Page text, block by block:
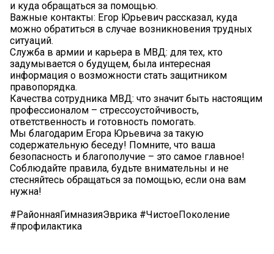
и куда обращаться за помощью.
Важные контакты: Егор Юрьевич рассказал, куда
можно обратиться в случае возникновения трудных
ситуаций.
Служба в армии и карьера в МВД: для тех, кто
задумывается о будущем, была интересная
информация о возможности стать защитником
правопорядка.
Качества сотрудника МВД: что значит быть настоящим
профессионалом – стрессоустойчивость,
ответственность и готовность помогать.
Мы благодарим Егора Юрьевича за такую
содержательную беседу! Помните, что ваша
безопасность и благополучие – это самое главное!
Соблюдайте правила, будьте внимательны и не
стесняйтесь обращаться за помощью, если она вам
нужна!
#РайоннаяГимназияЭврика #ЧистоеПоколение
#профилактика